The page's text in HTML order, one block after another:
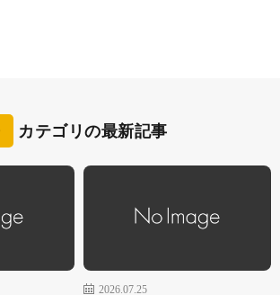
カテゴリの最新記事
2026.07.25